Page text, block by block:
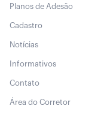
Planos de Adesão
Cadastro
Notícias
Informativos
Contato
Área do Corretor